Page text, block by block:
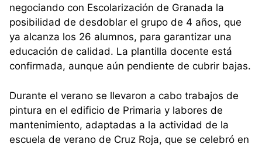
negociando con Escolarización de Granada la
posibilidad de desdoblar el grupo de 4 años, que
ya alcanza los 26 alumnos, para garantizar una
educación de calidad. La plantilla docente está
confirmada, aunque aún pendiente de cubrir bajas.
Durante el verano se llevaron a cabo trabajos de
pintura en el edificio de Primaria y labores de
mantenimiento, adaptadas a la actividad de la
escuela de verano de Cruz Roja, que se celebró en